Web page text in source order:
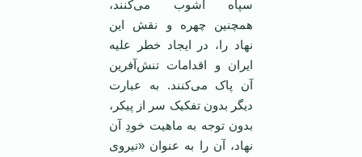
سپاه آشوب می‌کنند،
همچنین چهره و نقش این
نهاد را، در ایجاد خطر علیه
ایران و اقدامات تنش‌آفرین
آن پاک می‌کنند. به عبارت
دیگر بدون تفکیک سر از پیکر،
بدون توجه به ماهیت خودِ آن
نهاد، آن را به عنوان «نیروی